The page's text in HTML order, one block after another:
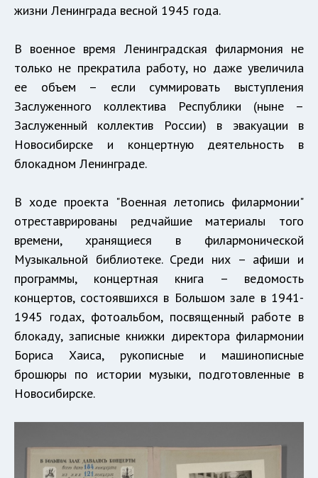
жизни Ленинграда весной 1945 года.
В военное время Ленинградская филармония не
только не прекратила работу, но даже увеличила
ее объем – если суммировать выступления
Заслуженного коллектива Республики (ныне –
Заслуженный коллектив России) в эвакуации в
Новосибирске и концертную деятельность в
блокадном Ленинграде.
В ходе проекта "Военная летопись филармонии"
отреставрированы редчайшие материалы того
времени, хранящиеся в филармонической
Музыкальной библиотеке. Среди них – афиши и
программы, концертная книга – ведомость
концертов, состоявшихся в Большом зале в 1941-
1945 годах, фотоальбом, посвященный работе в
блокаду, записные книжки директора филармонии
Бориса Хаиса, рукописные и машинописные
брошюры по истории музыки, подготовленные в
Новосибирске.